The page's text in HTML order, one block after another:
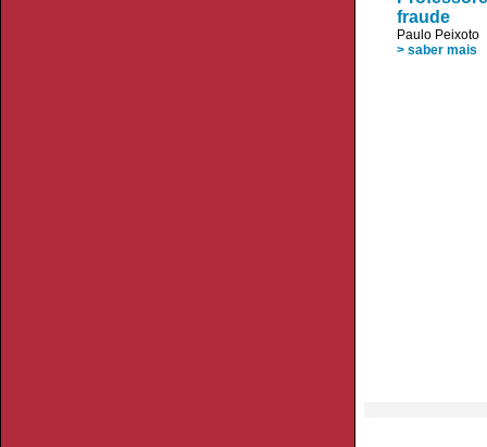
fraude
Paulo Peixoto
> saber mais